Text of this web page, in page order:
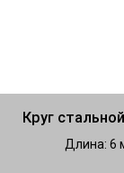
Круг
Длина: 6